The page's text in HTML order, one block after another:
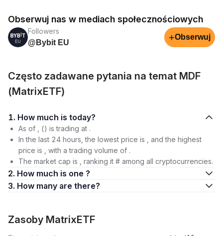
Obserwuj nas w mediach społecznościowych
Followers
@Bybit EU
+Obserwuj
Często zadawane pytania na temat MDF
(MatrixETF)
1. How much is today?
As of , () is trading at .
In the last 24 hours, the lowest price is , and the highest
price is , with a trading volume of .
The market cap is , ranking it # among all cryptocurrencies.
2. How much is one ?
3. How many are there?
Zasoby MatrixETF